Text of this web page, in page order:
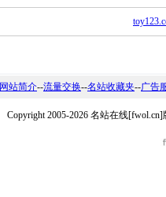
网站简介--流量交换--名站收藏夹--广告
Copyright 2005-2026 名站在线